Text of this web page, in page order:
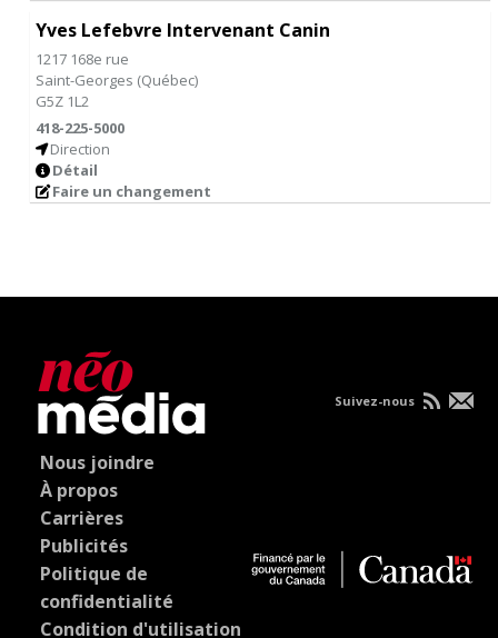
Yves Lefebvre Intervenant Canin
1217 168e rue
Saint-Georges (Québec)
G5Z 1L2
418-225-5000
Direction
Détail
Faire un changement
Nous joindre
À propos
Carrières
Publicités
Politique de
confidentialité
Condition d'utilisation
Suivez-nous